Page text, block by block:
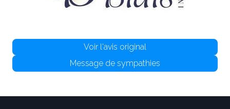
Voir l'avis original
Message de sympathies